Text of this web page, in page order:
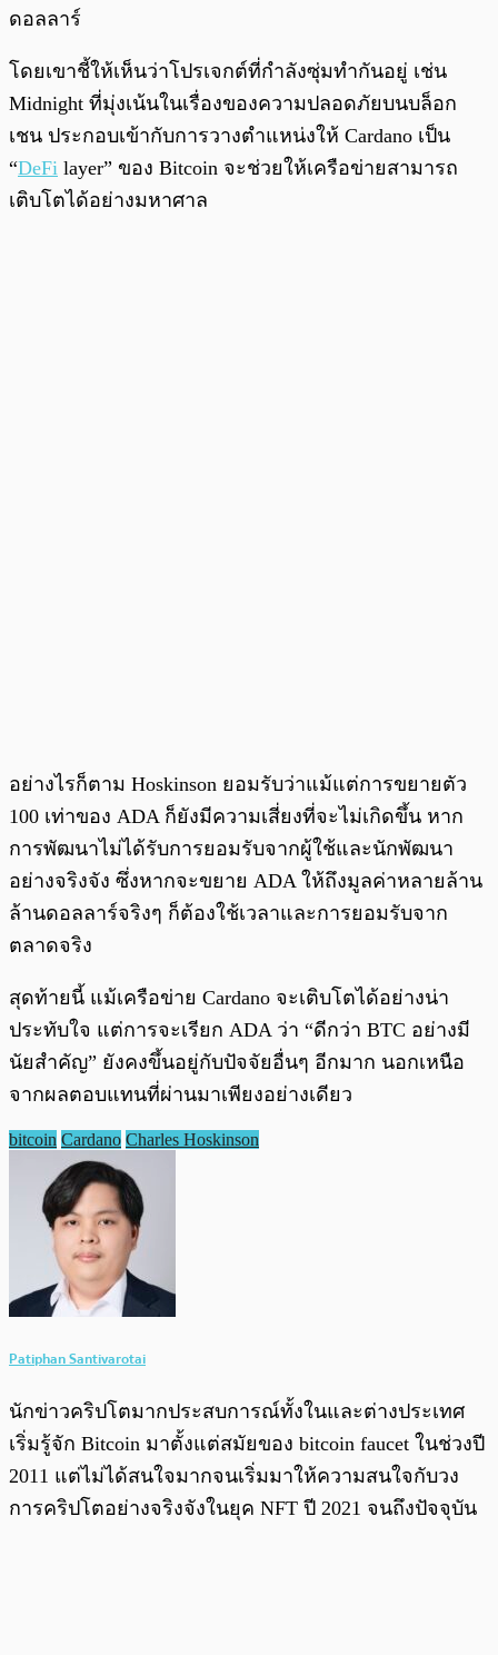
ดอลลาร์
โดยเขาชี้ให้เห็นว่าโปรเจกต์ที่กำลังซุ่มทำกันอยู่ เช่น
Midnight ที่มุ่งเน้นในเรื่องของความปลอดภัยบนบล็อก
เชน ประกอบเข้ากับการวางตำแหน่งให้ Cardano เป็น
“DeFi layer” ของ Bitcoin จะช่วยให้เครือข่ายสามารถ
เติบโตได้อย่างมหาศาล
อย่างไรก็ตาม Hoskinson ยอมรับว่าแม้แต่การขยายตัว
100 เท่าของ ADA ก็ยังมีความเสี่ยงที่จะไม่เกิดขึ้น หาก
การพัฒนาไม่ได้รับการยอมรับจากผู้ใช้และนักพัฒนา
อย่างจริงจัง ซึ่งหากจะขยาย ADA ให้ถึงมูลค่าหลายล้าน
ล้านดอลลาร์จริงๆ ก็ต้องใช้เวลาและการยอมรับจาก
ตลาดจริง
สุดท้ายนี้ แม้เครือข่าย Cardano จะเติบโตได้อย่างน่า
ประทับใจ แต่การจะเรียก ADA ว่า “ดีกว่า BTC อย่างมี
นัยสำคัญ” ยังคงขึ้นอยู่กับปัจจัยอื่นๆ อีกมาก นอกเหนือ
จากผลตอบแทนที่ผ่านมาเพียงอย่างเดียว
bitcoin Cardano Charles Hoskinson
Patiphan Santivarotai
นักข่าวคริปโตมากประสบการณ์ทั้งในและต่างประเทศ
เริ่มรู้จัก Bitcoin มาตั้งแต่สมัยของ bitcoin faucet ในช่วงปี
2011 แต่ไม่ได้สนใจมากจนเริ่มมาให้ความสนใจกับวง
การคริปโตอย่างจริงจังในยุค NFT ปี 2021 จนถึงปัจจุบัน